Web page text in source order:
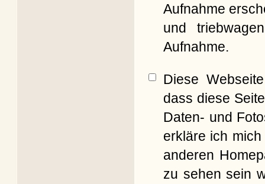
Aufnahme
und
Aufnahme.
Diese
dass diese
Daten- und
erkläre ich
anderen
zu sehen sein